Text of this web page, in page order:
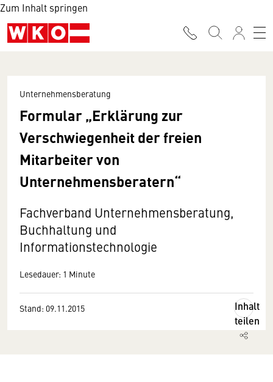
Zum Inhalt springen
Unternehmensberatung
Formular „Erklärung zur
Verschwiegenheit der freien
Mitarbeiter von
Unternehmensberatern“
Fachverband Unternehmensberatung,
Buchhaltung und
Informationstechnologie
Lesedauer: 1 Minute
Stand: 09.11.2015
Inhalt
teilen